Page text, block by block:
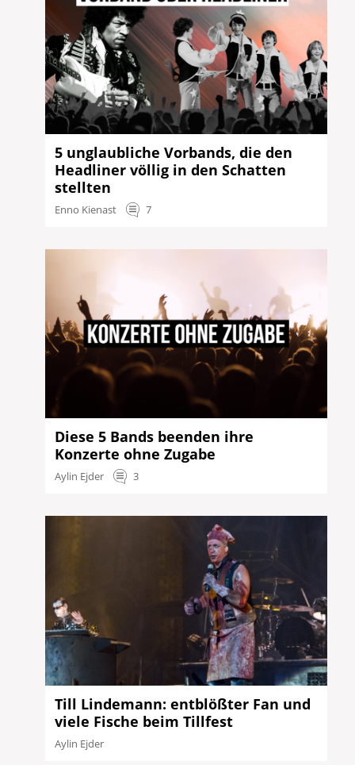
5 unglaubliche Vorbands, die den
Headliner völlig in den Schatten
stellten
Enno Kienast 7
Diese 5 Bands beenden ihre
Konzerte ohne Zugabe
Aylin Ejder 3
Till Lindemann: entblößter Fan und
viele Fische beim Tillfest
Aylin Ejder